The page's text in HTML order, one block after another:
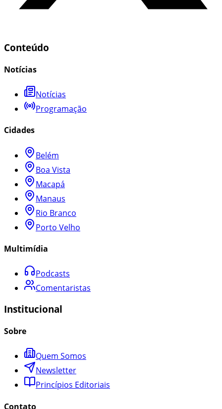
Conteúdo
Notícias
Notícias
Programação
Cidades
Belém
Boa Vista
Macapá
Manaus
Rio Branco
Porto Velho
Multimídia
Podcasts
Comentaristas
Institucional
Sobre
Quem Somos
Newsletter
Princípios Editoriais
Contato